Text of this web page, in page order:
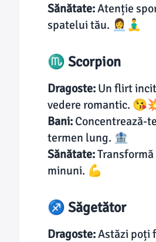
Sănătate:Atenție
spatelui tău. 👩‍💼🧘‍♂️
♏ Scorpion
Dragoste: Un flirt
vedere romantic.
Bani: Concentrează-
termen lung. 🏦
Sănătate:
minuni. 💪
♐ Săgetător
Dragoste:Astăzi poți